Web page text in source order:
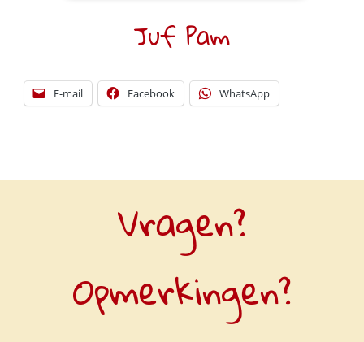
Juf Pam
E-mail Facebook WhatsApp
Vragen?
Opmerkingen?